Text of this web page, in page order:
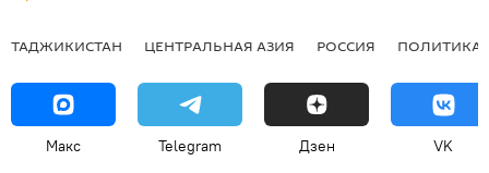
ТАДЖИКИСТАН ЦЕНТРАЛЬНАЯ АЗИЯ РОССИЯ ПОЛИТИКА
Макс Telegram Дзен VK